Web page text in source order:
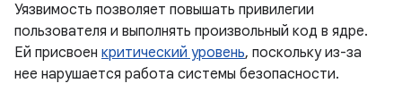
Уязвимость позволяет повышать привилегии
пользователя и выполнять произвольный код в ядре.
Ей присвоен критический уровень, поскольку из-за
нее нарушается работа системы безопасности.